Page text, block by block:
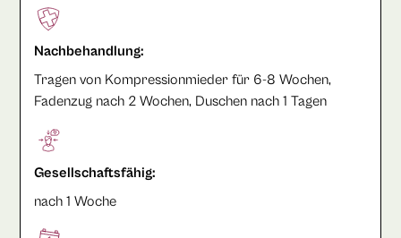
Nachbehandlung:
Tragen von Kompressionmieder für 6-8 Wochen,
Fadenzug nach 2 Wochen, Duschen nach 1 Tagen
Gesellschaftsfähig:
nach 1 Woche